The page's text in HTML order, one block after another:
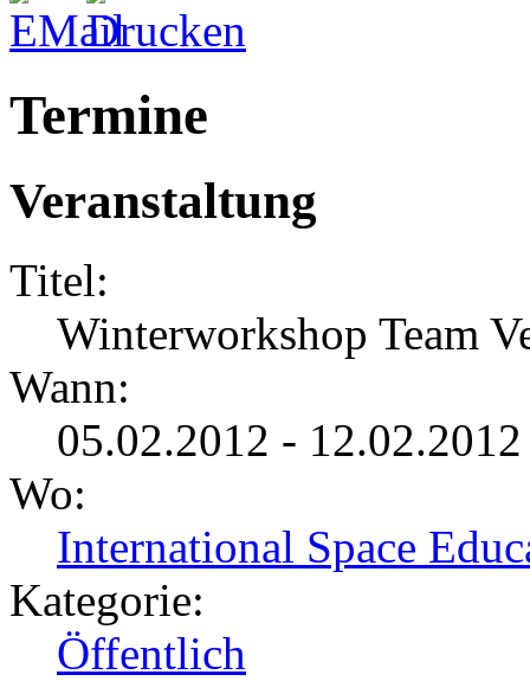
Termine
Veranstaltung
Titel:
Winterworkshop Team
Wann:
05.02.2012 - 12.02.2012
Wo:
International Space
Kategorie:
Öffentlich